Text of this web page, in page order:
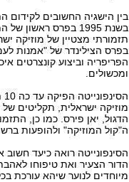
בין הישגיה החשובים לקידום
בשנת 1995 בפרס
בפרס הצילינדר של "אמנות
הפריפריה וביצוע קונצרטים
ומכשולים.
מוזיקה ישראלית, תקליטים
הדגול, יאן פירס. כמו כן,
ה"קול המוזיקה" ולהופעות
הסינפונייטה רואה כיעד חשוב
הדור הצעיר ואת טיפוחו
מיוחדים לנוער שיהא עורכת